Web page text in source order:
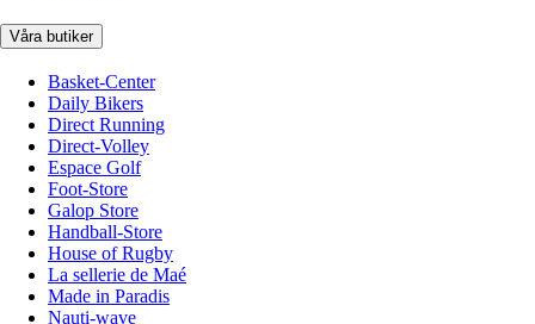
Våra butiker
Basket-Center
Daily Bikers
Direct Running
Direct-Volley
Espace Golf
Foot-Store
Galop Store
Handball-Store
House of Rugby
La sellerie de Maé
Made in Paradis
Nauti-wave